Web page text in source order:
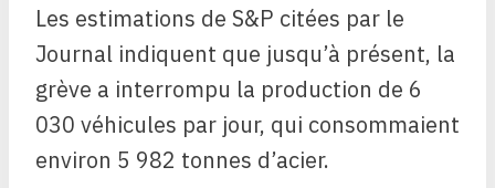
Les estimations de S&P citées par le
Journal indiquent que jusqu’à présent, la
grève a interrompu la production de 6
030 véhicules par jour, qui consommaient
environ 5 982 tonnes d’acier.